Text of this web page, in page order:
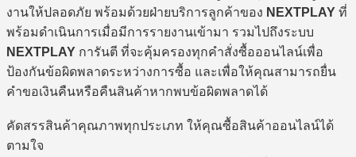
งานให้ปลอดภัย พร้อมด้วยฝ่ายบริการลูกค้าของ NEXTPLAY ที่
พร้อมดำเนินการเมื่อมีการรายงานเข้ามา รวมไปถึงระบบ
NEXTPLAY การันตี ที่จะคุ้มครองทุกคำสั่งซื้อออนไลน์เพื่อ
ป้องกันข้อผิดพลาดระหว่างการซื้อ และเพื่อให้คุณสามารถยื่น
คำขอเงินคืนหรือคืนสินค้าหากพบข้อผิดพลาดได้
คัดสรรสินค้าคุณภาพทุกประเภท ให้คุณซื้อสินค้าออนไลน์ได้
ตามใจ